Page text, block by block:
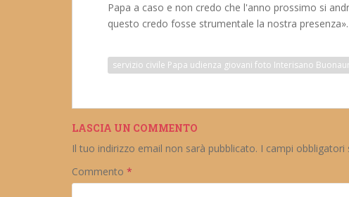
Papa a caso e non credo che l'anno prossimo si
questo credo fosse strumentale la nostra presenza».
servizio civile Papa udienza giovani foto Interisano
LASCIA UN COMMENTO
Il tuo indirizzo email non sarà pubblicato. I campi
Commento *